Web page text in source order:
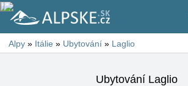
Alpy » Itálie » Ubytování » Laglio
Ubytování Laglio